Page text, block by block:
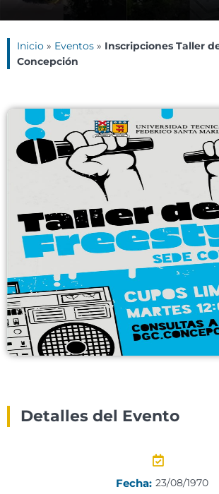
Inicio » Eventos » Inscripciones Taller
Concepción
Detalles del Evento
Fecha: 23/08/1970